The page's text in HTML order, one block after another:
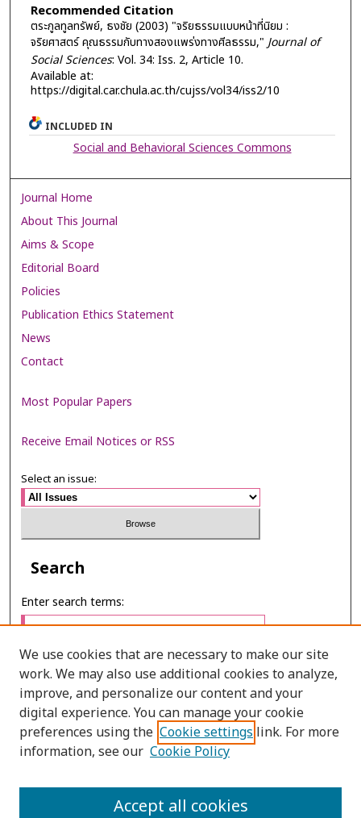
Recommended Citation
ตระกูลทูลทรัพย์, ธงชัย (2003) "จริยธรรมแบบหน้าที่นิยม :
จริยศาสตร์ คุณธรรมกับทางสองแพร่งทางศีลธรรม," Journal of
Social Sciences: Vol. 34: Iss. 2, Article 10.
Available at:
https://digital.car.chula.ac.th/cujss/vol34/iss2/10
INCLUDED IN
Social and Behavioral Sciences Commons
Journal Home
About This Journal
Aims & Scope
Editorial Board
Policies
Publication Ethics Statement
News
Contact
Most Popular Papers
Receive Email Notices or RSS
Select an issue:
Search
Enter search terms:
Select context to search:
Advanced Search
PRINT ISSN: 2985-1297
We use cookies that are necessary to make our site
work. We may also use additional cookies to analyze,
improve, and personalize our content and your
digital experience. You can manage your cookie
preferences using the Cookie settings link. For more
information, see our Cookie Policy
Accept all cookies